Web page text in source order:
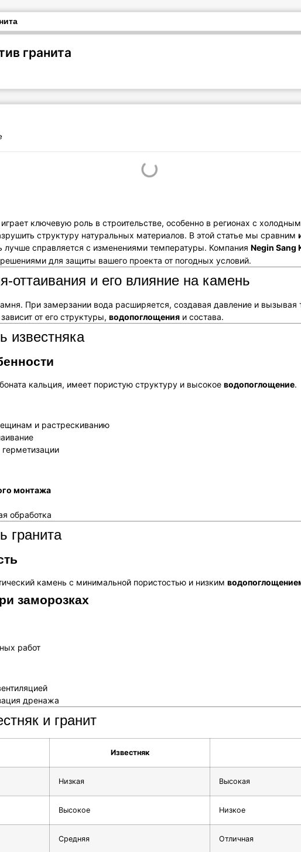
гранита
играет ключевую роль в строительстве, особенно в регионах с
структуру натуральных материалов. В этой статье мы сравним
лучше справляется с изменениями температуры. КомпанияNegin Sang
для защиты вашего проекта от погодных условий.
оттаивания и его влияние на камень
При замерзании вода расширяется, создавая давление и вызывая
зависит от его структуры,водопоглощения и состава.
известняка
кальция, имеет пористую структуру и высокоеводопоглощение.
и растрескиванию
герметизации
монтажа
обработка
гранита
камень с минимальной пористостью и низким
заморозках
работ
дренажа
и гранит
Известняк
Низкая Высокая
Высокое Низкое
Средняя Отличная